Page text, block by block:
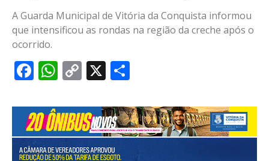
A Guarda Municipal de Vitória da Conquista informou
que intensificou as rondas na região da creche após o
ocorrido.
Facebook
WhatsApp
Copy
X